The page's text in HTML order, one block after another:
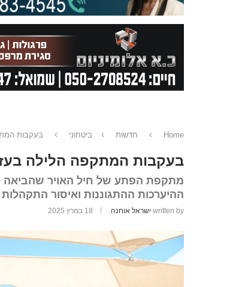
Home חדשות ביטחוני בעקבות
בעקבות המתקפה הלילה
מתקפת הפתע של חיל האויר שהביאה
ההיערכות ההתגוננות ואיסור
written by ישראל אוחנה 18 במרץ 2025